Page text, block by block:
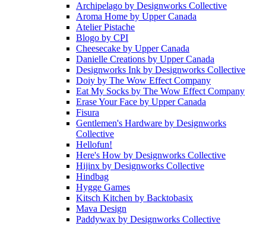
Archipelago by Designworks Collective
Aroma Home by Upper Canada
Atelier Pistache
Blogo by CPI
Cheesecake by Upper Canada
Danielle Creations by Upper Canada
Designworks Ink by Designworks Collective
Doiy by The Wow Effect Company
Eat My Socks by The Wow Effect Company
Erase Your Face by Upper Canada
Fisura
Gentlemen's Hardware by Designworks
Collective
Hellofun!
Here's How by Designworks Collective
Hijinx by Designworks Collective
Hindbag
Hygge Games
Kitsch Kitchen by Backtobasix
Mava Design
Paddywax by Designworks Collective